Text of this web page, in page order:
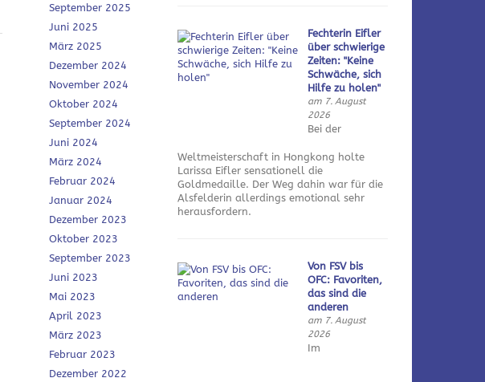
September 2025
Juni 2025
März 2025
Dezember 2024
November 2024
Oktober 2024
September 2024
Juni 2024
März 2024
Februar 2024
Januar 2024
Dezember 2023
Oktober 2023
September 2023
Juni 2023
Mai 2023
April 2023
März 2023
Februar 2023
Dezember 2022
Fechterin Eifler
über schwierige
Zeiten: "Keine
Schwäche, sich
Hilfe zu holen"
am 7. August
2026
Bei der
Weltmeisterschaft in Hongkong holte
Larissa Eifler sensationell die
Goldmedaille. Der Weg dahin war für die
Alsfelderin allerdings emotional sehr
herausfordern.
Von FSV bis
OFC: Favoriten,
das sind die
anderen
am 7. August
2026
Im